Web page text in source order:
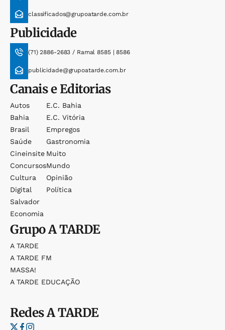
classificados@grupoatarde.com.br
Publicidade
(71) 2886-2683 / Ramal 8585 | 8586
publicidade@grupoatarde.com.br
Canais e Editorias
Autos
Bahia
Brasil
Saúde
Cineinsite
Concursos
Cultura
Digital
Salvador
Economia
E.c. Bahia
E.c. Vitória
Empregos
Gastronomia
Muito
Mundo
Opinião
Política
GrupoA TARDE
A TARDE
A TARDE FM
MASSA!
A TARDE EDUCAÇÃO
RedesA TARDE